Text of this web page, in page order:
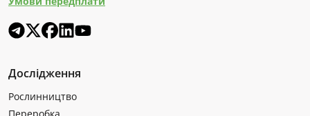
Дослідження
Рослинництво